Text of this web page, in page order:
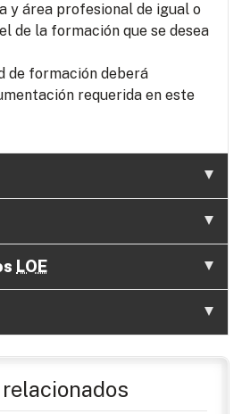
y área profesional de igual o
de la formación que se desea
de formación deberá
requerida en este
LOE